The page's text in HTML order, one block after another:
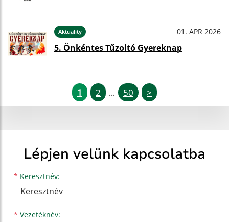
Aktuality 01. APR 2026
5. Önkéntes Tűzoltó Gyereknap
1 2 ... 50 >
Lépjen velünk kapcsolatba
* Keresztnév:
Keresztnév
* Vezetéknév:
Vezetéknév
E-mail cím